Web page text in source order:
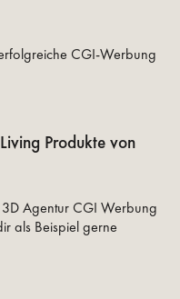
CGI-Werbung
Produkte von
Agentur CGI Werbung
als Beispiel gerne